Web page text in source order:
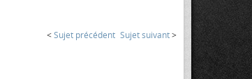
< Sujet précédent Sujet suivant >